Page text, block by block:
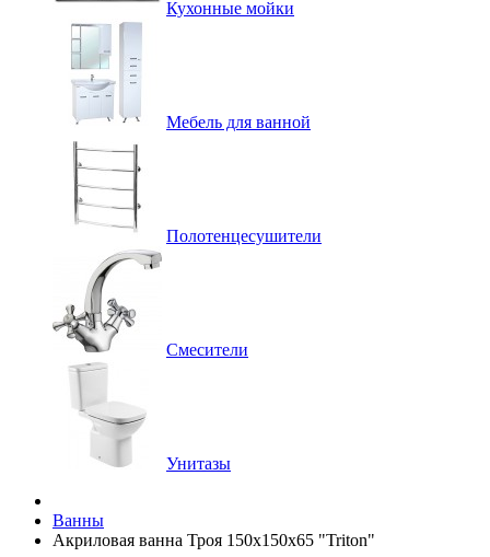
Кухонные мойки
Мебель для ванной
Полотенцесушители
Смесители
Унитазы
Ванны
Акриловая ванна Троя 150x150x65 "Triton"